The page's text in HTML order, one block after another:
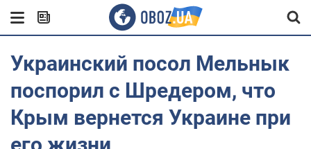
Украинский посол Мельнык
поспорил с Шредером, что
Крым вернется Украине при